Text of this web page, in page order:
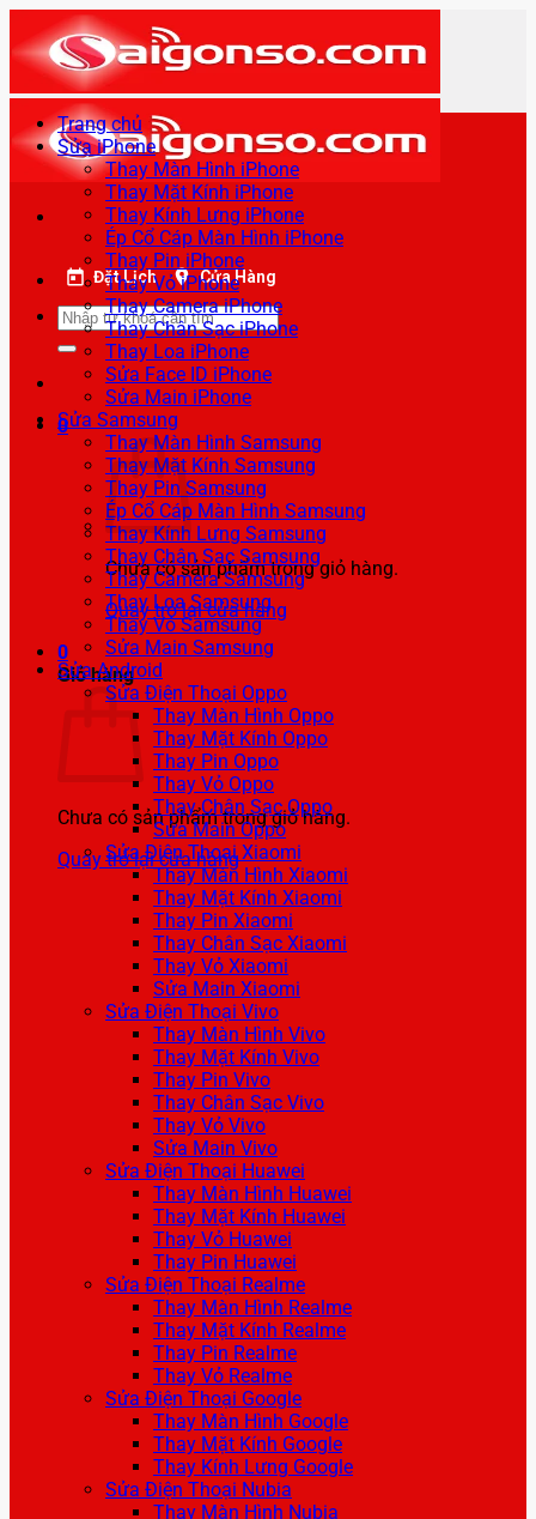
qua
nội
dung
Đặt Lịch Cửa Hàng
Tìm
kiếm:
0
Chưa có sản phẩm trong giỏ hàng.
Quay trở lại cửa hàng
0
Giỏ hàng
Chưa có sản phẩm trong giỏ hàng.
Quay trở lại cửa hàng
Trang chủ
Sửa iPhone
Thay Màn Hình iPhone
Thay Mặt Kính iPhone
Thay Kính Lưng iPhone
Ép Cổ Cáp Màn Hình iPhone
Thay Pin iPhone
Thay Vỏ iPhone
Thay Camera iPhone
Thay Chân Sạc iPhone
Thay Loa iPhone
Sửa Face ID iPhone
Sửa Main iPhone
Sửa Samsung
Thay Màn Hình Samsung
Thay Mặt Kính Samsung
Thay Pin Samsung
Ép Cổ Cáp Màn Hình Samsung
Thay Kính Lưng Samsung
Thay Chân Sạc Samsung
Thay Camera Samsung
Thay Loa Samsung
Thay Vỏ Samsung
Sửa Main Samsung
Sửa Android
Sửa Điện Thoại Oppo
Thay Màn Hình Oppo
Thay Mặt Kính Oppo
Thay Pin Oppo
Thay Vỏ Oppo
Thay Chân Sạc Oppo
Sửa Main Oppo
Sửa Điện Thoại Xiaomi
Thay Màn Hình Xiaomi
Thay Mặt Kính Xiaomi
Thay Pin Xiaomi
Thay Chân Sạc Xiaomi
Thay Vỏ Xiaomi
Sửa Main Xiaomi
Sửa Điện Thoại Vivo
Thay Màn Hình Vivo
Thay Mặt Kính Vivo
Thay Pin Vivo
Thay Chân Sạc Vivo
Thay Vỏ Vivo
Sửa Main Vivo
Sửa Điện Thoại Huawei
Thay Màn Hình Huawei
Thay Mặt Kính Huawei
Thay Vỏ Huawei
Thay Pin Huawei
Sửa Điện Thoại Realme
Thay Màn Hình Realme
Thay Mặt Kính Realme
Thay Pin Realme
Thay Vỏ Realme
Sửa Điện Thoại Google
Thay Màn Hình Google
Thay Mặt Kính Google
Thay Kính Lưng Google
Sửa Điện Thoại Nubia
Thay Màn Hình Nubia